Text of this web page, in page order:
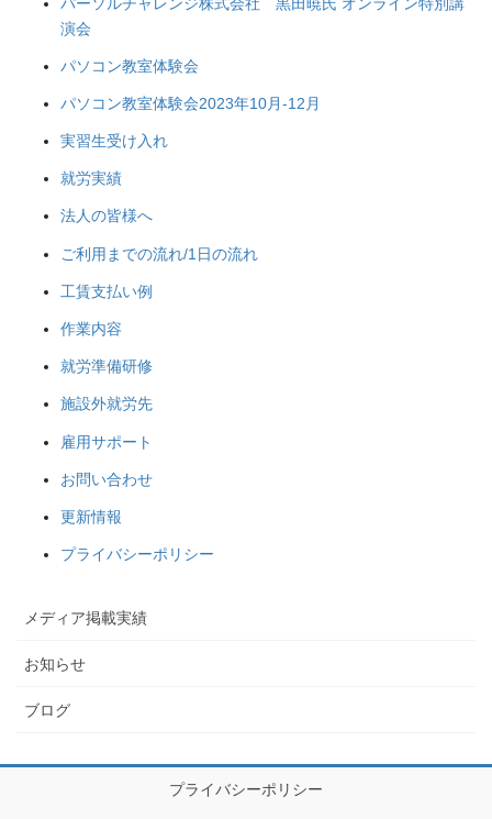
演会
パソコン教室体験会
パソコン教室体験会2023年10月-12月
実習生受け入れ
就労実績
法人の皆様へ
ご利用までの流れ/1日の流れ
工賃支払い例
作業内容
就労準備研修
施設外就労先
雇用サポート
お問い合わせ
更新情報
プライバシーポリシー
メディア掲載実績
お知らせ
ブログ
プライバシーポリシー